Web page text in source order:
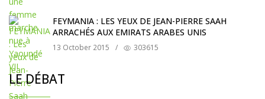
FEYMANIA : LES YEUX DE JEAN-PIERRE SAAH
ARRACHÉS AUX EMIRATS ARABES UNIS
13 October 2015 / 303615
LE DÉBAT